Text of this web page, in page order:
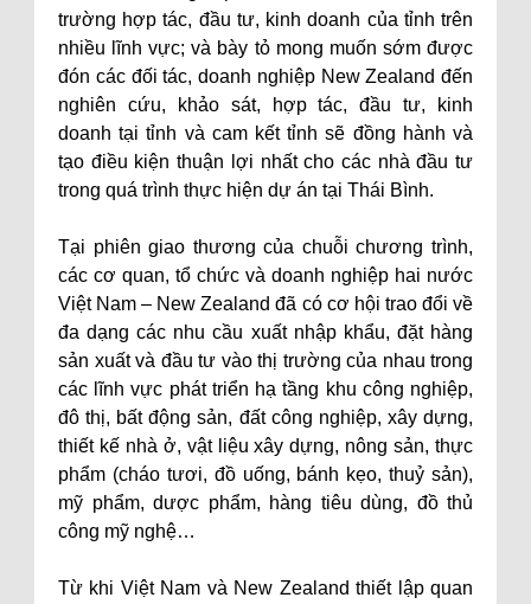
trường hợp tác, đầu tư, kinh doanh của tỉnh trên
nhiều lĩnh vực; và bày tỏ mong muốn sớm được
đón các đối tác, doanh nghiệp New Zealand đến
nghiên cứu, khảo sát, hợp tác, đầu tư, kinh
doanh tại tỉnh và cam kết tỉnh sẽ đồng hành và
tạo điều kiện thuận lợi nhất cho các nhà đầu tư
trong quá trình thực hiện dự án tại Thái Bình.
Tại phiên giao thương của chuỗi chương trình,
các cơ quan, tổ chức và doanh nghiệp hai nước
Việt Nam – New Zealand đã có cơ hội trao đổi về
đa dạng các nhu cầu xuất nhập khẩu, đặt hàng
sản xuất và đầu tư vào thị trường của nhau trong
các lĩnh vực phát triển hạ tầng khu công nghiệp,
đô thị, bất động sản, đất công nghiệp, xây dựng,
thiết kế nhà ở, vật liệu xây dựng, nông sản, thực
phẩm (cháo tươi, đồ uống, bánh kẹo, thuỷ sản),
mỹ phẩm, dược phẩm, hàng tiêu dùng, đồ thủ
công mỹ nghệ…
Từ khi Việt Nam và New Zealand thiết lập quan